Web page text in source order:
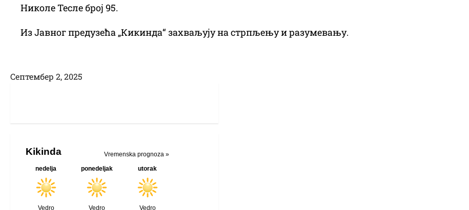
Николе Тесле број 95.
Из Јавног предузећа „Кикинда“ захваљују на стрпљењу и разумевању.
Септембер 2, 2025